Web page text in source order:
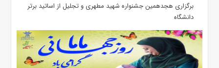
برگزاری هجدهمین جشنواره شهید مطهری و تجلیل از اساتید برتر
دانشگاه